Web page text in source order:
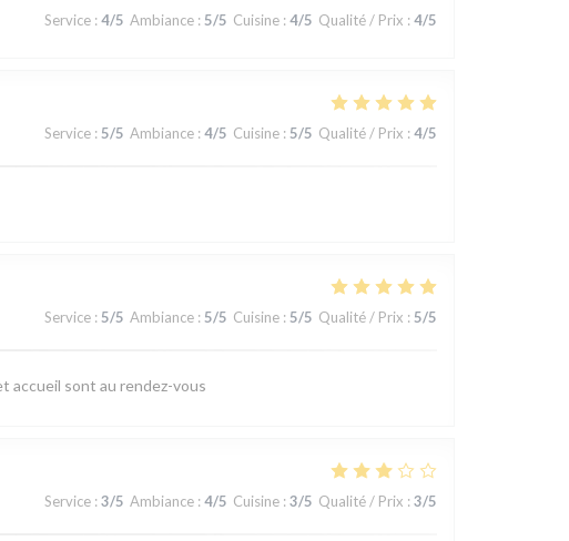
Service : 4/5 Ambiance : 5/5 Cuisine : 4/5 Qualité / Prix : 4/5
Service : 5/5 Ambiance : 4/5 Cuisine : 5/5 Qualité / Prix : 4/5
Service : 5/5 Ambiance : 5/5 Cuisine : 5/5 Qualité / Prix : 5/5
accueil sont au rendez-vous
Service : 3/5 Ambiance : 4/5 Cuisine : 3/5 Qualité / Prix : 3/5